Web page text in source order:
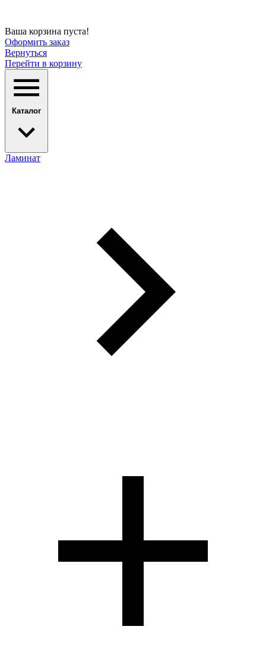
Ваша корзина пуста!
Оформить заказ
Вернуться
Перейти в корзину
Каталог
Ламинат